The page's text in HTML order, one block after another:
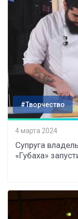
#Творчество
4 марта 2024
Супруга
«Губаха»